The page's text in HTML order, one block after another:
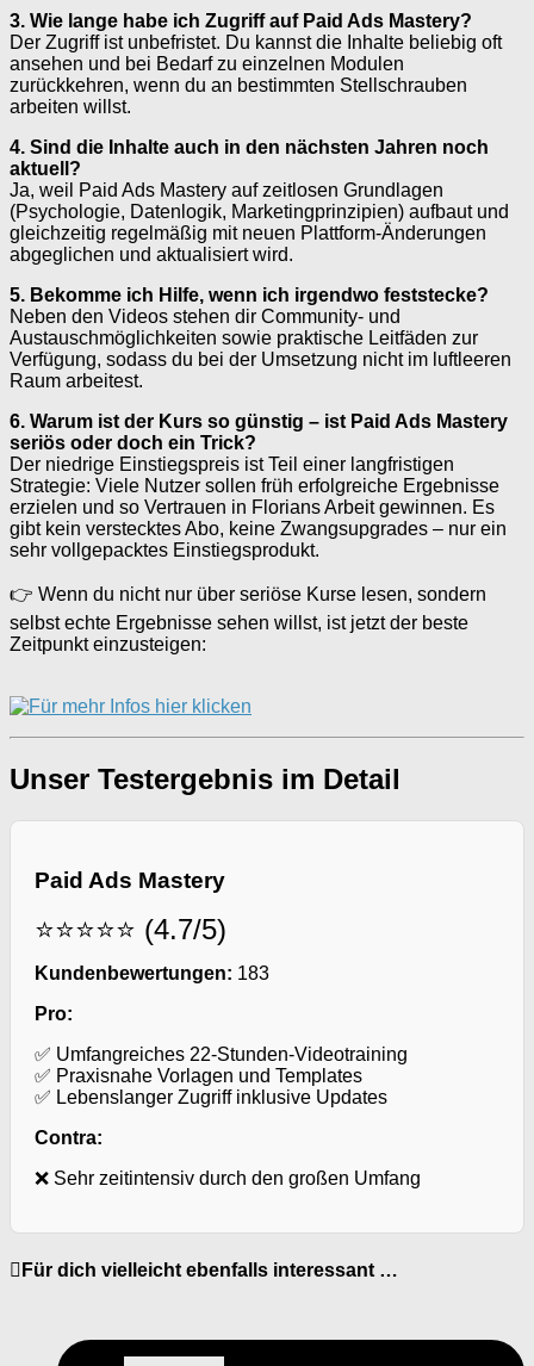
3. Wie lange habe ich Zugriff auf Paid Ads Mastery?
Der Zugriff ist unbefristet. Du kannst die Inhalte beliebig oft
ansehen und bei Bedarf zu einzelnen Modulen
zurückkehren, wenn du an bestimmten Stellschrauben
arbeiten willst.
4. Sind die Inhalte auch in den nächsten Jahren noch
aktuell?
Ja, weil Paid Ads Mastery auf zeitlosen Grundlagen
(Psychologie, Datenlogik, Marketingprinzipien) aufbaut und
gleichzeitig regelmäßig mit neuen Plattform-Änderungen
abgeglichen und aktualisiert wird.
5. Bekomme ich Hilfe, wenn ich irgendwo feststecke?
Neben den Videos stehen dir Community- und
Austauschmöglichkeiten sowie praktische Leitfäden zur
Verfügung, sodass du bei der Umsetzung nicht im luftleeren
Raum arbeitest.
6. Warum ist der Kurs so günstig – ist Paid Ads Mastery
seriös oder doch ein Trick?
Der niedrige Einstiegspreis ist Teil einer langfristigen
Strategie: Viele Nutzer sollen früh erfolgreiche Ergebnisse
erzielen und so Vertrauen in Florians Arbeit gewinnen. Es
gibt kein verstecktes Abo, keine Zwangsupgrades – nur ein
sehr vollgepacktes Einstiegsprodukt.
👉 Wenn du nicht nur über seriöse Kurse lesen, sondern
selbst echte Ergebnisse sehen willst, ist jetzt der beste
Zeitpunkt einzusteigen:
Unser Testergebnis im Detail
Paid Ads Mastery
⭐⭐⭐⭐⭐ (4.7/5)
Kundenbewertungen: 183
Pro:
✅ Umfangreiches 22-Stunden-Videotraining
✅ Praxisnahe Vorlagen und Templates
✅ Lebenslanger Zugriff inklusive Updates
Contra:
❌ Sehr zeitintensiv durch den großen Umfang
Für dich vielleicht ebenfalls interessant …